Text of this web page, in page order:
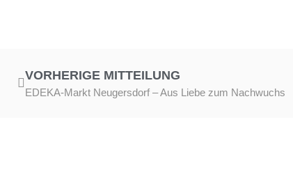
VORHERIGE MITTEILUNG
EDEKA-Markt Neugersdorf – Aus Liebe zum Nachwuchs